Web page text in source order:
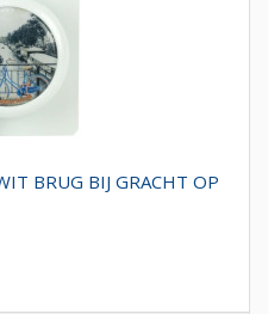
BRUG BIJ GRACHT OP